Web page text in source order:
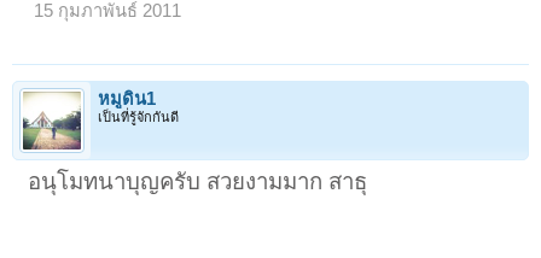
15 กุมภาพันธ์ 2011
หมูดิน1
เป็นที่รู้จักกันดี
อนุโมทนาบุญครับ สวยงามมาก สาธุ